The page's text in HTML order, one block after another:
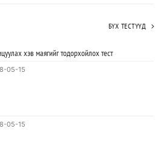
БҮХ ТЕСТҮҮД
хэв маягийг тодорхойлох тест
05-15
05-15